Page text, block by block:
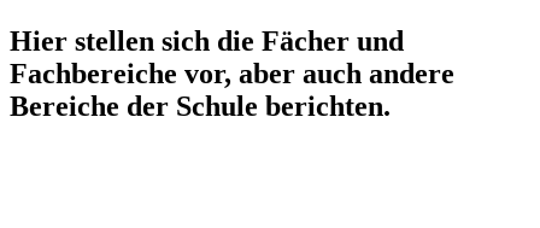
Hier stellen sich die Fächer und
Fachbereiche vor, aber auch andere
Bereiche der Schule berichten.